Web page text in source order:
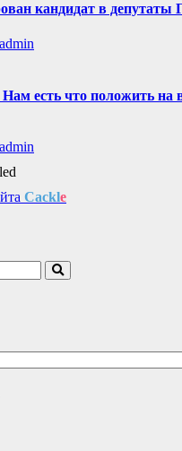
кандидат в депутаты
есть что положить на
Cackle